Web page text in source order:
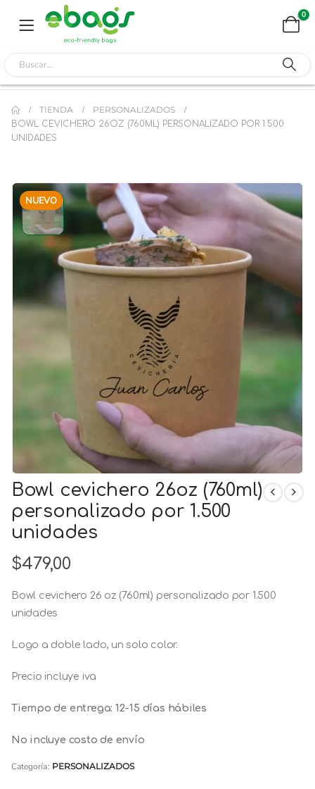
0
TIENDA PERSONALIZADOS
BOWL CEVICHERO 26OZ (760ML) PERSONALIZADO POR 1.500
UNIDADES
NUEVO
Bowl cevichero 26oz (760ml)
personalizado por 1.500
unidades
$479,00
Bowl cevichero 26 oz (760ml) personalizado por 1.500
unidades
Logo a doble lado, un solo color.
Precio incluye iva
Tiempo de entrega: 12-15 días hábiles
No incluye costo de envío
Categoría: PERSONALIZADOS